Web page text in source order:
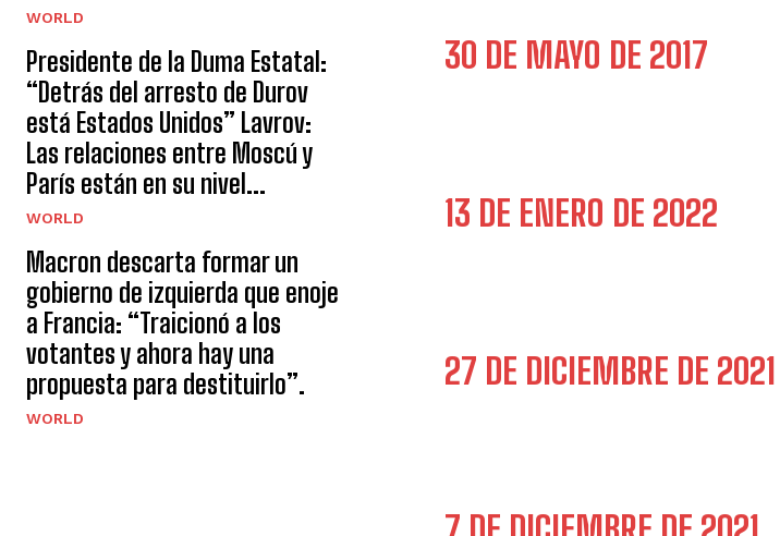
WORLD
Presidente de la Duma Estatal:
“Detrás del arresto de Durov
está Estados Unidos” Lavrov:
Las relaciones entre Moscú y
París están en su nivel...
WORLD
Macron descarta formar un
gobierno de izquierda que enoje
a Francia: “Traicionó a los
votantes y ahora hay una
propuesta para destituirlo”.
WORLD
30 DE MAYO DE 2017
13 DE ENERO DE 2022
27 DE DICIEMBRE DE 2021